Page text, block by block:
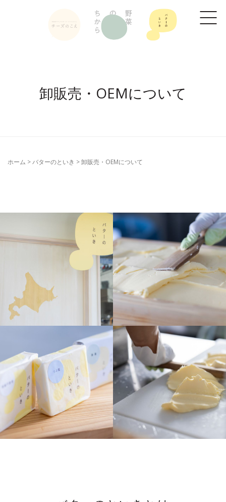
卸販売・OEMについて
ホーム >バターのといき >卸販売・OEMについて